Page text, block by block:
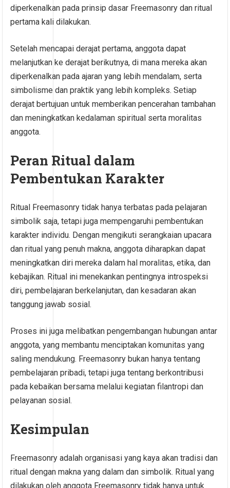
diperkenalkan pada prinsip dasar Freemasonry dan ritual
pertama kali dilakukan.
Setelah mencapai derajat pertama, anggota dapat
melanjutkan ke derajat berikutnya, di mana mereka akan
diperkenalkan pada ajaran yang lebih mendalam, serta
simbolisme dan praktik yang lebih kompleks. Setiap
derajat bertujuan untuk memberikan pencerahan tambahan
dan meningkatkan kedalaman spiritual serta moralitas
anggota.
Peran Ritual dalam
Pembentukan Karakter
Ritual Freemasonry tidak hanya terbatas pada pelajaran
simbolik saja, tetapi juga mempengaruhi pembentukan
karakter individu. Dengan mengikuti serangkaian upacara
dan ritual yang penuh makna, anggota diharapkan dapat
meningkatkan diri mereka dalam hal moralitas, etika, dan
kebajikan. Ritual ini menekankan pentingnya introspeksi
diri, pembelajaran berkelanjutan, dan kesadaran akan
tanggung jawab sosial.
Proses ini juga melibatkan pengembangan hubungan antar
anggota, yang membantu menciptakan komunitas yang
saling mendukung. Freemasonry bukan hanya tentang
pembelajaran pribadi, tetapi juga tentang berkontribusi
pada kebaikan bersama melalui kegiatan filantropi dan
pelayanan sosial.
Kesimpulan
Freemasonry adalah organisasi yang kaya akan tradisi dan
ritual dengan makna yang dalam dan simbolik. Ritual yang
dilakukan oleh anggota Freemasonry tidak hanya untuk